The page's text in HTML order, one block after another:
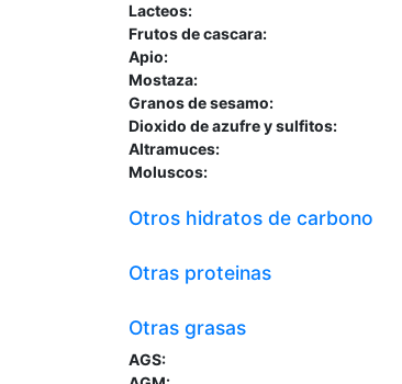
Lacteos:
Frutos de cascara:
Apio:
Mostaza:
Granos de sesamo:
Dioxido de azufre y sulfitos:
Altramuces:
Moluscos:
Otros hidratos de carbono
Otras proteinas
Otras grasas
AGS: